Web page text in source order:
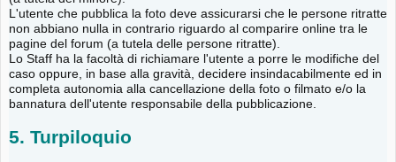
L'utente che pubblica la foto deve assicurarsi che le persone ritratte
non abbiano nulla in contrario riguardo al comparire online tra le
pagine del forum (a tutela delle persone ritratte).
Lo Staff ha la facoltà di richiamare l'utente a porre le modifiche del
caso oppure, in base alla gravità, decidere insindacabilmente ed in
completa autonomia alla cancellazione della foto o filmato e/o la
bannatura dell'utente responsabile della pubblicazione.
5. Turpiloquio